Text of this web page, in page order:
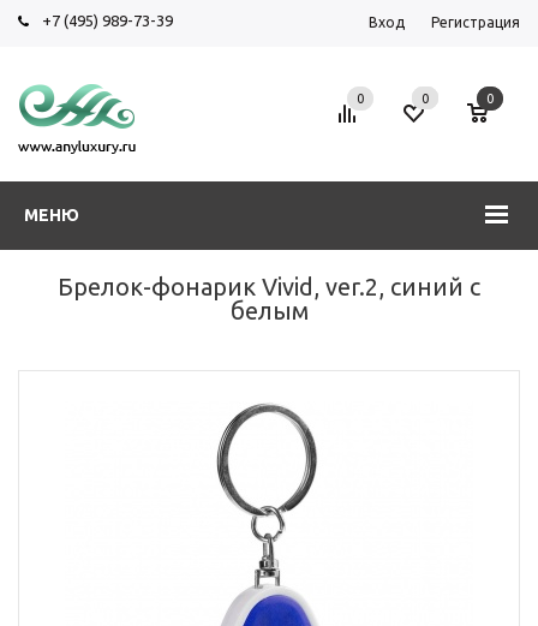
+7 (495) 989-73-39 Вход Регистрация
МЕНЮ
0 0 0
Брелок-фонарик Vivid, ver.2, синий с
белым